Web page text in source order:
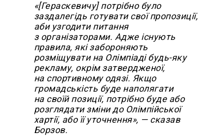
«[Гераскевичу] потрібно було
заздалегідь готувати свої пропозиції,
аби узгодити питання
з організаторами. Адже існують
правила, які забороняють
розміщувати на Олімпіаді будь-яку
рекламу, окрім затвердженої,
на спортивному одязі. Якщо
громадськість буде наполягати
на своїй позиції, потрібно буде або
розглядати зміни до Олімпійської
хартії, або її уточнення», — сказав
Борзов.